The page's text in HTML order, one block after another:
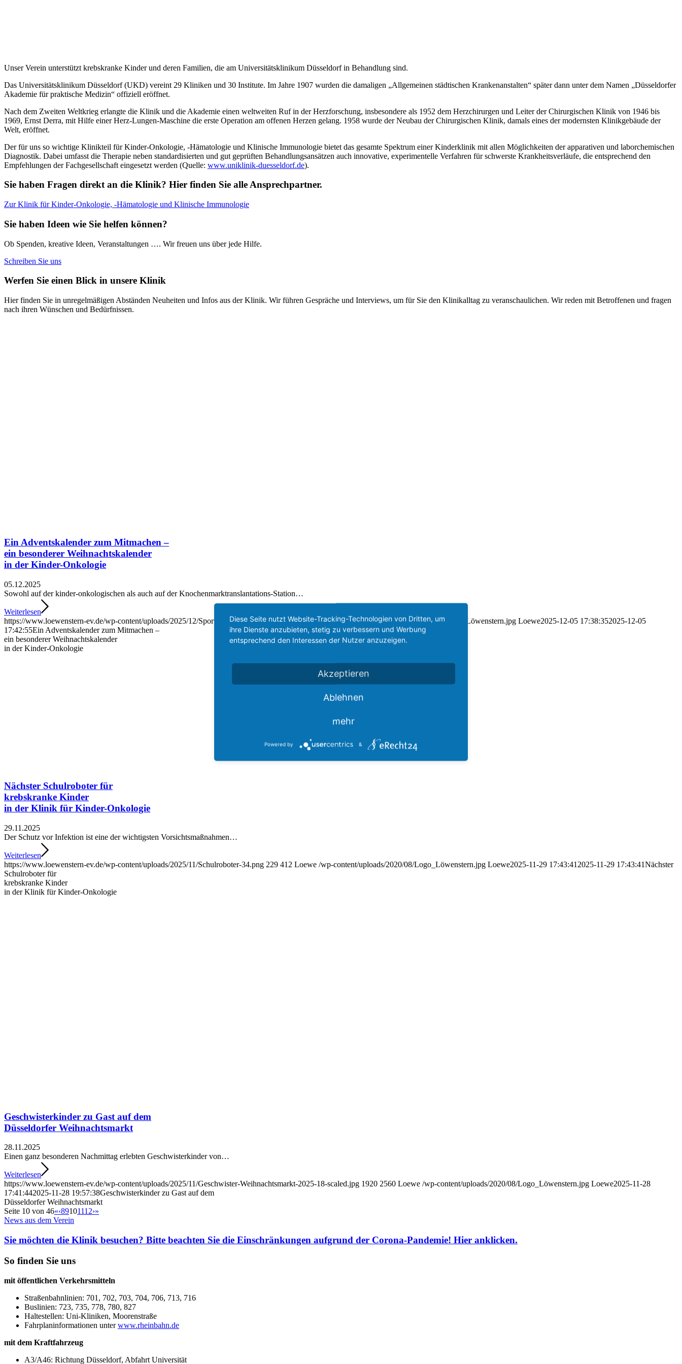
Unser Verein unterstützt krebskranke Kinder und deren Familien, die am Universitätsklinikum Düsseldorf in Behandlung sind.
Das Universitätsklinikum Düsseldorf (UKD) vereint 29 Kliniken und 30 Institute. Im Jahre 1907 wurden die damaligen „Allgemeinen städtischen Krankenanstalten“ später dann unter dem Namen „Düsseldorfer
Akademie für praktische Medizin“ offiziell eröffnet.
Nach dem Zweiten Weltkrieg erlangte die Klinik und die Akademie einen weltweiten Ruf in der Herzforschung, insbesondere als 1952 dem Herzchirurgen und Leiter der Chirurgischen Klinik von 1946 bis
1969, Ernst Derra, mit Hilfe einer Herz-Lungen-Maschine die erste Operation am offenen Herzen gelang. 1958 wurde der Neubau der Chirurgischen Klinik, damals eines der modernsten Klinikgebäude der
Welt, eröffnet.
Der für uns so wichtige Klinikteil für Kinder-Onkologie, -Hämatologie und Klinische Immunologie bietet das gesamte Spektrum einer Kinderklinik mit allen Möglichkeiten der apparativen und laborchemischen
Diagnostik. Dabei umfasst die Therapie neben standardisierten und gut geprüften Behandlungsansätzen auch innovative, experimentelle Verfahren für schwerste Krankheitsverläufe, die entsprechend den
Empfehlungen der Fachgesellschaft eingesetzt werden (Quelle: www.uniklinik-duesseldorf.de).
Sie haben Fragen direkt an die Klinik? Hier finden Sie alle Ansprechpartner.
Zur Klinik für Kinder-Onkologie, -Hämatologie und Klinische Immunologie
Sie haben Ideen wie Sie helfen können?
Ob Spenden, kreative Ideen, Veranstaltungen …. Wir freuen uns über jede Hilfe.
Schreiben Sie uns
Werfen Sie einen Blick in unsere Klinik
Hier finden Sie in unregelmäßigen Abständen Neuheiten und Infos aus der Klinik. Wir führen Gespräche und Interviews, um für Sie den Klinikalltag zu veranschaulichen. Wir reden mit Betroffenen und fragen
nach ihren Wünschen und Bedürfnissen.
Ein Adventskalender zum Mitmachen –
ein besonderer Weihnachtskalender
in der Kinder-Onkologie
05.12.2025
Sowohl auf der kinder-onkologischen als auch auf der Knochenmarktranslantations-Station…
Weiterlesen
https://www.loewenstern-ev.de/wp-content/uploads/2025/12/Sportadventskalender-2b.jpg 913 2086 Loewe /wp-content/uploads/2020/08/Logo_Löwenstern.jpg Loewe2025-12-05 17:38:352025-12-05
17:42:55Ein Adventskalender zum Mitmachen –
ein besonderer Weihnachtskalender
in der Kinder-Onkologie
Nächster Schulroboter für
krebskranke Kinder
in der Klinik für Kinder-Onkologie
29.11.2025
Der Schutz vor Infektion ist eine der wichtigsten Vorsichtsmaßnahmen…
Weiterlesen
https://www.loewenstern-ev.de/wp-content/uploads/2025/11/Schulroboter-34.png 229 412 Loewe /wp-content/uploads/2020/08/Logo_Löwenstern.jpg Loewe2025-11-29 17:43:41 2025-11-29 17:43:41Nächster
Schulroboter für
krebskranke Kinder
in der Klinik für Kinder-Onkologie
Geschwisterkinder zu Gast auf dem
Düsseldorfer Weihnachtsmarkt
28.11.2025
Einen ganz besonderen Nachmittag erlebten Geschwisterkinder von…
Weiterlesen
https://www.loewenstern-ev.de/wp-content/uploads/2025/11/Geschwister-Weihnachtsmarkt-2025-18-scaled.jpg 1920 2560 Loewe /wp-content/uploads/2020/08/Logo_Löwenstern.jpg Loewe2025-11-28
17:41:442025-11-28 19:57:38Geschwisterkinder zu Gast auf dem
Düsseldorfer Weihnachtsmarkt
Seite 10 von 46«‹89101112›»
News aus dem Verein
Sie möchten die Klinik besuchen? Bitte beachten Sie die Einschränkungen aufgrund der Corona-Pandemie! Hier anklicken.
So finden Sie uns
mit öffentlichen Verkehrsmitteln
Straßenbahnlinien: 701, 702, 703, 704, 706, 713, 716
Buslinien: 723, 735, 778, 780, 827
Haltestellen: Uni-Kliniken, Moorenstraße
Fahrplaninformationen unterwww.rheinbahn.de
mit dem Kraftfahrzeug
A3/A46: Richtung Düsseldorf, Abfahrt Universität
Diese Seite nutzt Website-Tracking-Technologien von Dritten, um
ihre Dienste anzubieten, stetig zu verbessern und Werbung
entsprechend den Interessen der Nutzer anzuzeigen.
Akzeptieren
Ablehnen
mehr
Powered by &